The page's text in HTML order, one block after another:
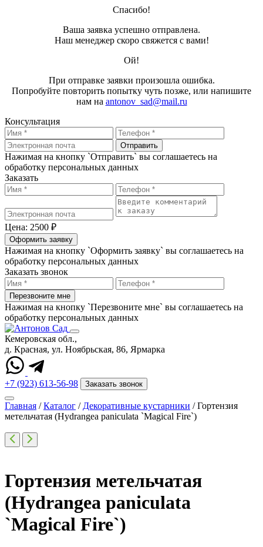
Спасибо!
Ваша заявка успешно отправлена.
Наш менеджер скоро свяжется с вами!
Ой!
При отправке заявки произошла ошибка.
Попробуйте повторить попытку чуть позже, или напишите
нам на antonov_sad@mail.ru
Консультация
Отправить
Нажимая на кнопку `Отправить` вы соглашаетесь на
обработку персональных данных
Заказать
Цена: 2500 ₽
Оформить заявку
Нажимая на кнопку `Оформить заявку` вы соглашаетесь на
обработку персональных данных
Заказать звонок
Перезвоните мне
Нажимая на кнопку `Перезвоните мне` вы соглашаетесь на
обработку персональных данных
Кемеровская обл.,
д. Красная, ул. Ноябрьская, 86, Ярмарка
+7 (923) 613-56-98 Заказать звонок
Главная / Каталог / Декоративные кустарники / Гортензия
метельчатая (Hydrangea paniculata `Magical Fire`)
Гортензия метельчатая
(Hydrangea paniculata
`Magical Fire`)